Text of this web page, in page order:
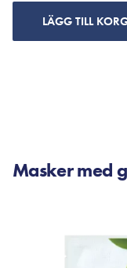
LÄGG TILL
Masker med